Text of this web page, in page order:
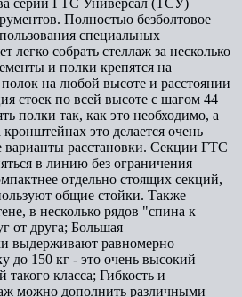
Полностью безболтовое
специальных
легко собрать стеллаж за несколько
и полки крепятся на
на любой высоте и расстоянии
стоек по всей высоте с шагом 44
полки так, как это необходимо, а
это делается очень
варианты расстановки. Секции ГТС
в линию без ограничения
отдельно стоящих секций,
общие стойки. Также
в несколько рядов "спина к
от друга; Большая
выдерживают равномерно
до 150 кг - это очень высокий
такого класса; Гибкость и
можно дополнить различными